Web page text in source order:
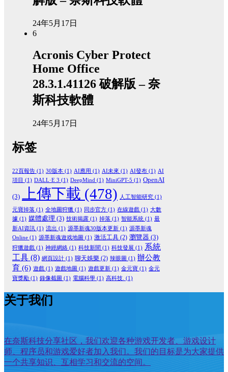
24年5月17日
6
Acronis Cyber Protect
Home Office
28.3.1.41126 破解版 – 奈
斯科技軟體
24年5月17日
标签
22頁報告 (1) 30版本 (1) AI應用 (1) AI未來 (1) AI發布 (1) AI
項目 (1) DALL·E 3 (1) DeepMind (1) MiniGPT-5 (1) OpenAI
(3) 上傳下載 (478) 人工智能研究 (1)
元寶掉落 (1) 全地圖狩獵 (1) 同步官方 (1) 在線遊戲 (1) 大數
據 (1) 媒體處理 (3) 技術揭露 (1) 掉落 (1) 智能系統 (1) 最
新AI資訊 (1) 流出 (1) 源墨新魂30版本更新 (1) 源墨新魂
Online (1) 源墨新魂遊戏地圖 (1) 激活工具 (2) 瀏覽器 (3)
狩獵遊戲 (1) 神經網絡 (1) 科技新聞 (1) 科技發展 (1) 系統
工具 (8) 網頁設計 (1) 聊天娛樂 (2) 辣眼圖 (1) 辦公教
育 (6) 遊戲 (1) 遊戲地圖 (1) 遊戲更新 (1) 金元寶 (1) 金元
寶獎勵 (1) 錄像截圖 (1) 電腦科學 (1) 高科技. (1)
关于我们
在奈斯科技分享社区，我们欢迎各种游戏开发者、游戏设计
师、程序员和游戏爱好者加入我们。我们的目标是为大家提供
一个共享知识、互相学习和交流的空间。